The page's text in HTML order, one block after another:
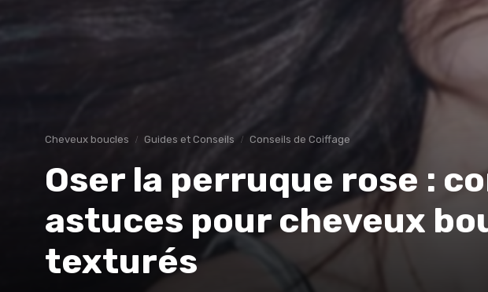
Cheveux boucles Guides et Conseils Conseils de Coiffage
Oser la perruque rose :
astuces pour cheveux
texturés